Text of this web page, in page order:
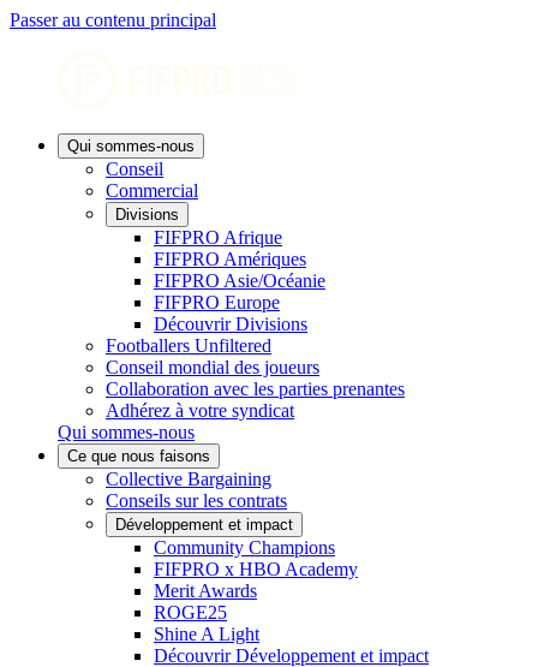
Passer au contenu principal
Qui sommes-nous
Conseil
Commercial
Divisions
FIFPRO Afrique
FIFPRO Amériques
FIFPRO Asie/Océanie
FIFPRO Europe
Découvrir Divisions
Footballers Unfiltered
Conseil mondial des joueurs
Collaboration avec les parties prenantes
Adhérez à votre syndicat
Qui sommes-nous
Ce que nous faisons
Collective Bargaining
Conseils sur les contrats
Développement et impact
Community Champions
FIFPRO x HBO Academy
Merit Awards
ROGE25
Shine A Light
Découvrir Développement et impact